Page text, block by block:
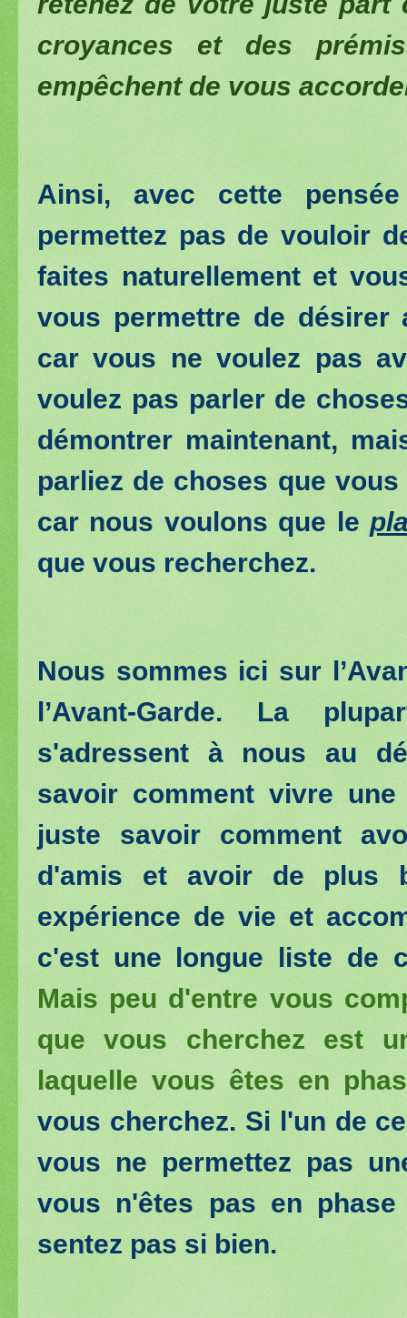
croyances et des
empêchent de vous
Ainsi, avec cette
permettez pas de vouloir
faites naturellement et
vous permettre de désirer
car vous ne voulez pas
voulez pas parler de
démontrer maintenant,
parliez de choses que
car nous voulons que le
que vous recherchez.
Nous sommes ici sur
l’Avant-Garde. La
s'adressent à nous au
savoir comment vivre
juste savoir comment
d'amis et avoir de plus
expérience de vie et
c'est une longue liste de
Mais peu d'entre vous
que vous cherchez est
laquelle vous êtes en
vous cherchez. Si l'un de
vous ne permettez pas
vous n'êtes pas en
sentez pas si bien.